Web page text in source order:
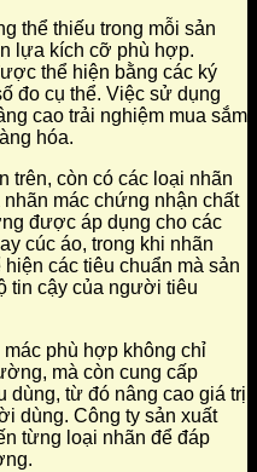
thể thiếu trong mỗi sản
lựa kích cỡ phù hợp.
thể hiện bằng các ký
đo cụ thể. Việc sử dụng
cao trải nghiệm mua sắm
hóa.
trên, còn có các loại nhãn
mác chứng nhận chất
được áp dụng cho các
cúc áo, trong khi nhãn
các tiêu chuẩn mà sản
tin cậy của người tiêu
phù hợp không chỉ
mà còn cung cấp
dùng, từ đó nâng cao giá trị
dùng. Công ty sản xuất
từng loại nhãn để đáp